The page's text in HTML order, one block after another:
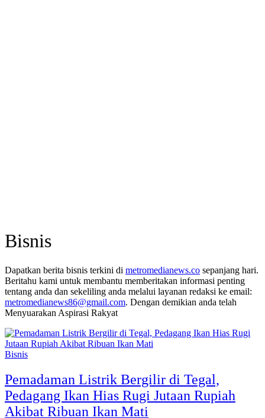
Bisnis
Dapatkan berita bisnis terkini di metromedianews.co sepanjang hari.
Beritahu kami untuk membantu memberitakan informasi penting
tentang anda dan sekeliling anda melalui layanan redaksi ke email:
metromedianews86@gmail.com. Dengan demikian anda telah
Menyuarakan Aspirasi Rakyat
Bisnis
Pemadaman Listrik Bergilir di Tegal,
Pedagang Ikan Hias Rugi Jutaan Rupiah
Akibat Ribuan Ikan Mati